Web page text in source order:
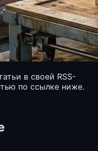
в своей RSS-
по ссылке ниже.